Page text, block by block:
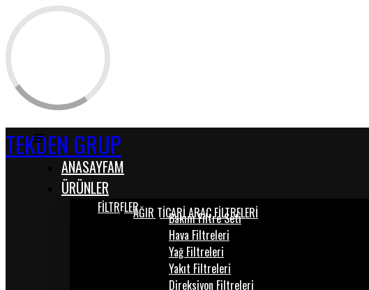
TEKDEN GRUP
ANASAYFAM
ÜRÜNLER
FİLTRELERAĞIR TİCARİ ARAÇ FİLTRELERİ
Bakım Filtre Seti
Hava Filtreleri
Yağ Filtreleri
Yakıt Filtreleri
Direksiyon Filtreleri